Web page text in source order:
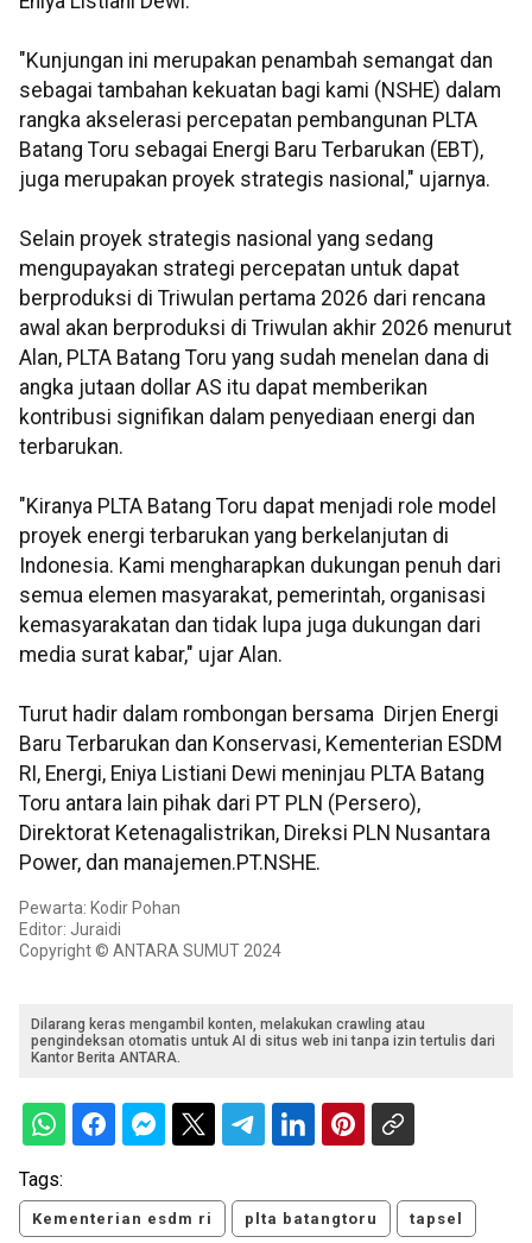
"Kunjungan ini merupakan penambah semangat dan
sebagai tambahan kekuatan bagi kami (NSHE) dalam
rangka akselerasi percepatan pembangunan PLTA
Batang Toru sebagai Energi Baru Terbarukan (EBT),
juga merupakan proyek strategis nasional," ujarnya.
Selain proyek strategis nasional yang sedang
mengupayakan strategi percepatan untuk dapat
berproduksi di Triwulan pertama 2026 dari rencana
awal akan berproduksi di Triwulan akhir 2026 menurut
Alan, PLTA Batang Toru yang sudah menelan dana di
angka jutaan dollar AS itu dapat memberikan
kontribusi signifikan dalam penyediaan energi dan
terbarukan.
"Kiranya PLTA Batang Toru dapat menjadi role model
proyek energi terbarukan yang berkelanjutan di
Indonesia. Kami mengharapkan dukungan penuh dari
semua elemen masyarakat, pemerintah, organisasi
kemasyarakatan dan tidak lupa juga dukungan dari
media surat kabar," ujar Alan.
Turut hadir dalam rombongan bersama Dirjen Energi
Baru Terbarukan dan Konservasi, Kementerian ESDM
RI, Energi, Eniya Listiani Dewi meninjau PLTA Batang
Toru antara lain pihak dari PT PLN (Persero),
Direktorat Ketenagalistrikan, Direksi PLN Nusantara
Power, dan manajemen.PT.NSHE.
Pewarta: Kodir Pohan
Editor: Juraidi
Copyright © ANTARA SUMUT 2024
Dilarang keras mengambil konten, melakukan crawling atau
pengindeksan otomatis untuk AI di situs web ini tanpa izin tertulis dari
Kantor Berita ANTARA.
Tags:
Kementerian esdm ri plta batangtoru tapsel